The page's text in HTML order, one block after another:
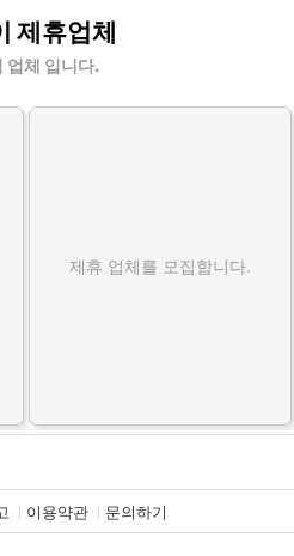
제휴업체
업체 입니다.
제휴 업체를 모집합니다.
이용약관 문의하기